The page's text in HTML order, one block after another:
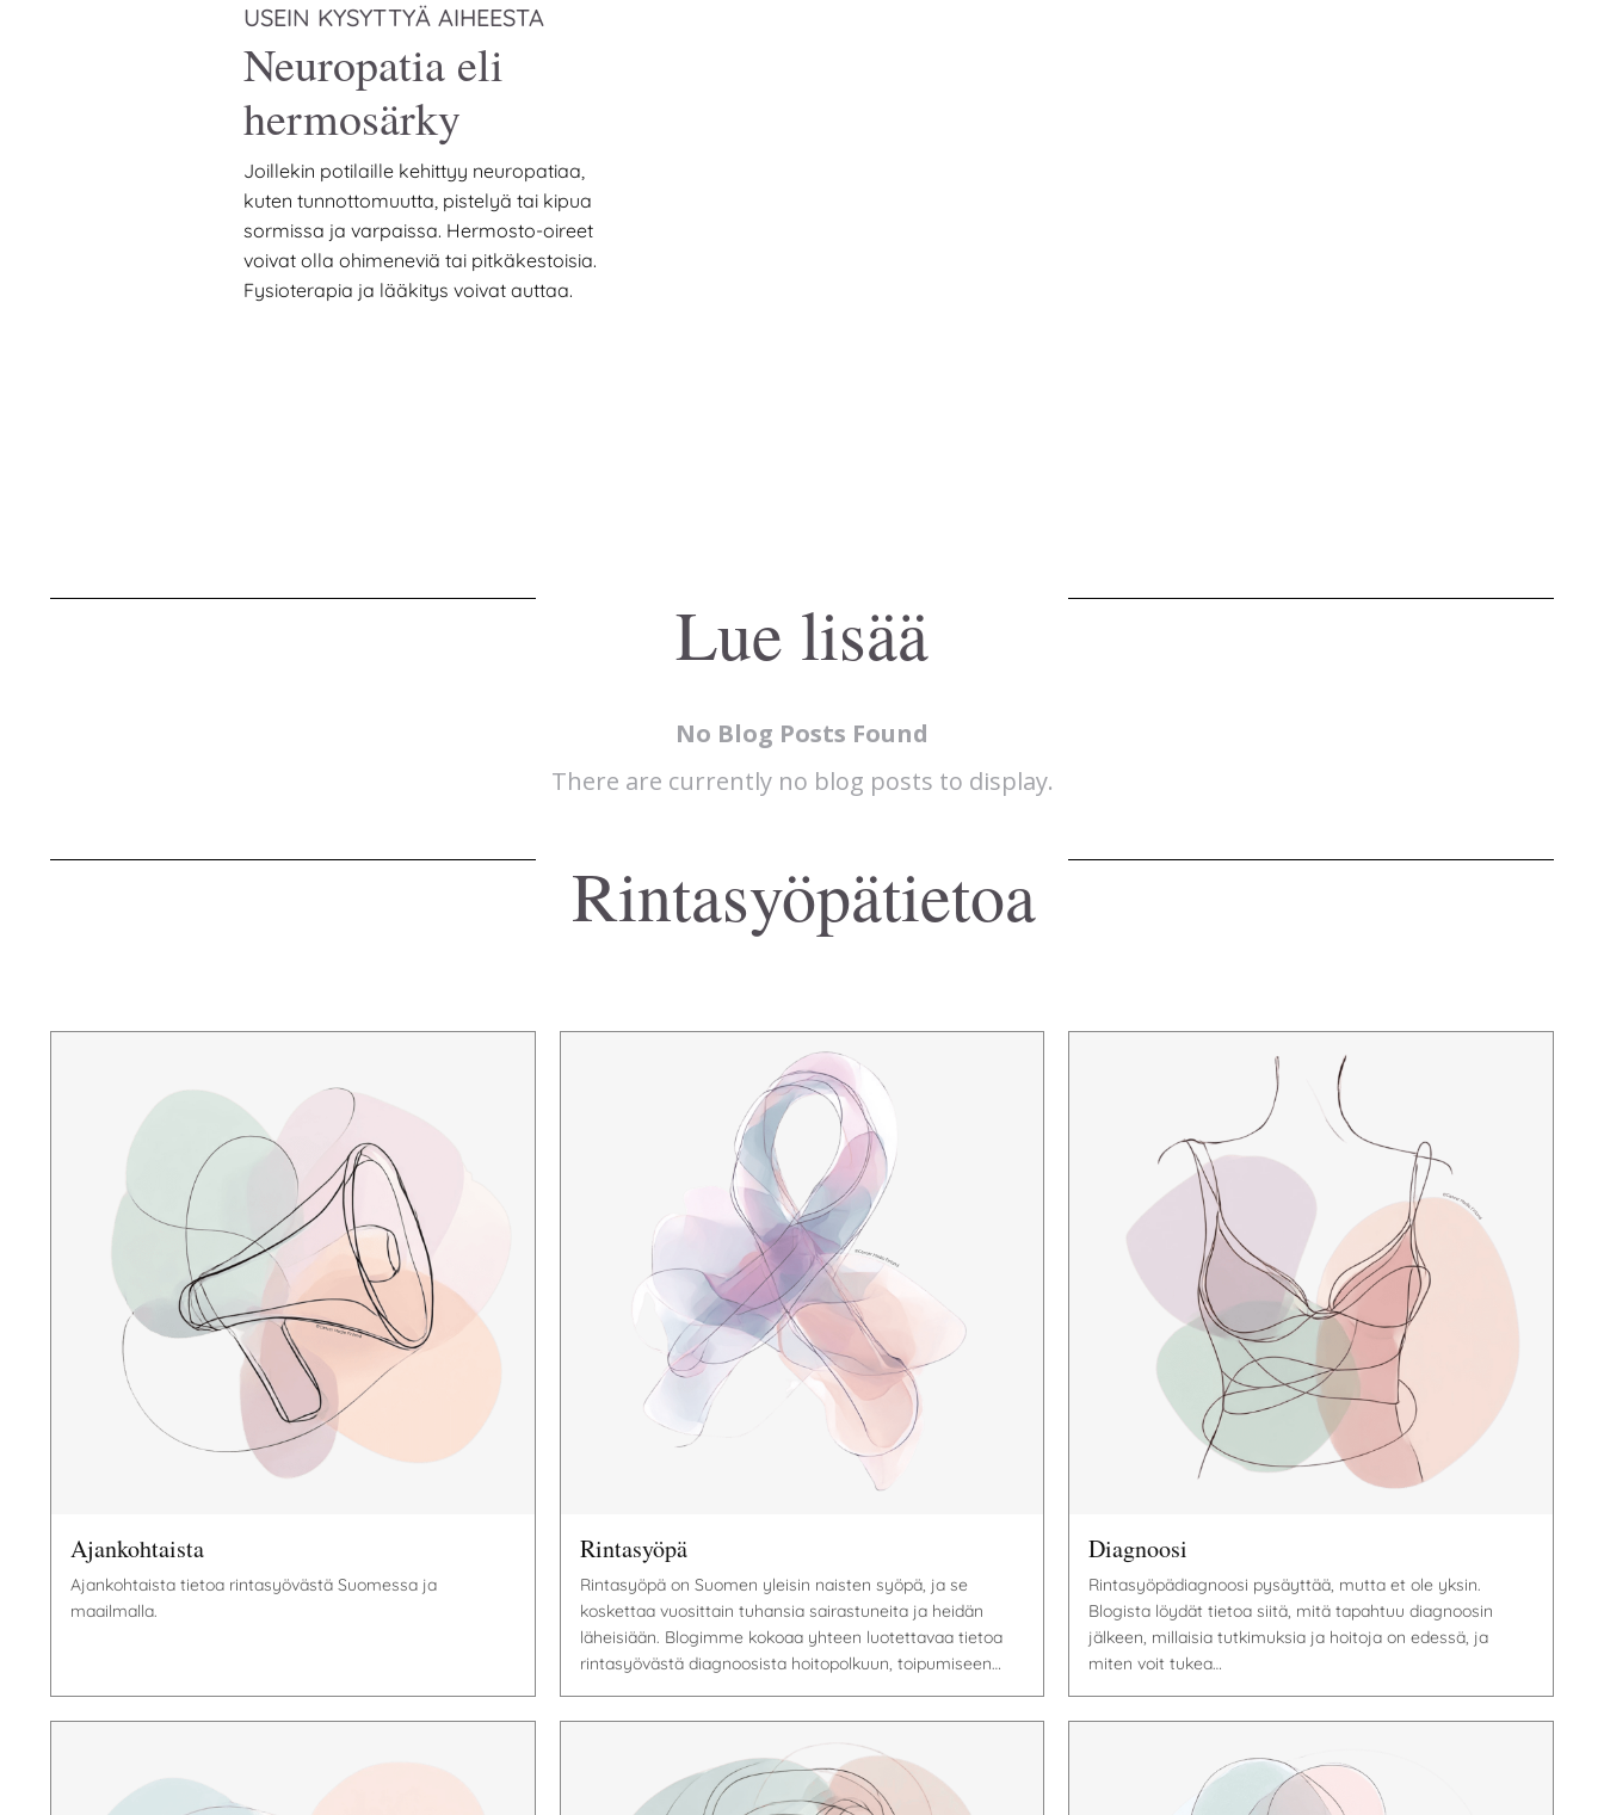
USEIN KYSYTTYÄ AIHEESTA
Neuropatia eli
hermosärky
Joillekin potilaille kehittyy neuropatiaa,
kuten tunnottomuutta, pistelyä tai kipua
sormissa ja varpaissa. Hermosto-oireet
voivat olla ohimeneviä tai pitkäkestoisia.
Fysioterapia ja lääkitys voivat auttaa.
Lue lisää
No Blog Posts Found
There are currently no blog posts to display.
Rintasyöpätietoa
Ajankohtaista
Ajankohtaista tietoa rintasyövästä Suomessa ja
maailmalla.
Rintasyöpä
Rintasyöpä on Suomen yleisin naisten syöpä, ja se
koskettaa vuosittain tuhansia sairastuneita ja heidän
läheisiään. Blogimme kokoaa yhteen luotettavaa tietoa
rintasyövästä diagnoosista hoitopolkuun, toipumiseen…
Diagnoosi
Rintasyöpädiagnoosi pysäyttää, mutta et ole yksin.
Blogista löydät tietoa siitä, mitä tapahtuu diagnoosin
jälkeen, millaisia tutkimuksia ja hoitoja on edessä, ja
miten voit tukea…